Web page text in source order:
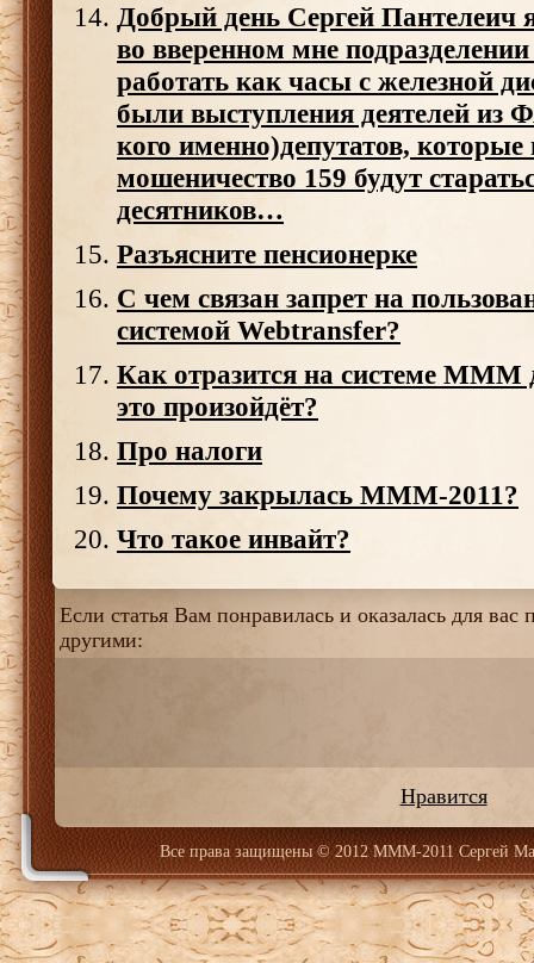
Добрый день Сергей Пантелеич я
во вверенном мне
работать как часы с железной
были выступления деятелей из
кого именно)депутатов, которые
мошеничество 159 будут
десятников…
Разъясните пенсионерке
С чем связан запрет на
системой Webtransfer?
Как отразится на системе МММ
это произойдёт?
Про налоги
Почему закрылась МММ-2011?
Что такое инвайт?
Если статья Вам понравилась и оказалась для вас
другими:
Нравится
Все права защищены© 2012 МММ-2011 Сергей